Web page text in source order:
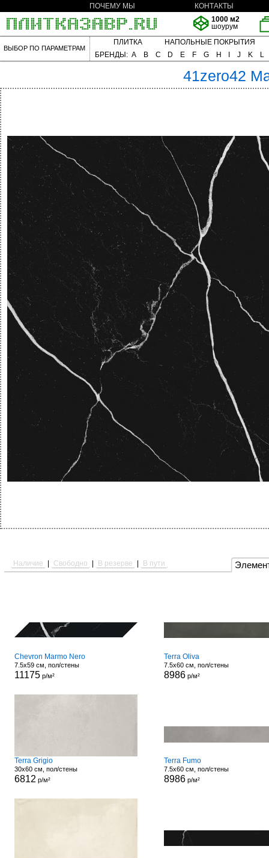
ПОЧЕМУ МЫ
КОНТАКТЫ
1000 м2
шоурум
ВЫБОР ПО ПАРАМЕТРАМ
ПЛИТКА
НАПОЛЬНЫЕ ПОКРЫТИЯ
БРЕНДЫ: A B C D E F G H J K L
41zero42
Наличие Свободно В резерве В пути
Chevron Marmo Nero
7.5x59 см, пол/стены
11175р/м²
Terra Oliva
7.5x60 см, пол/стены
8986р/м²
Terra Grigio
30x60 см, пол/стены
6812 р/м²
Terra Fumo
7.5x60 см, пол/стены
8986р/м²